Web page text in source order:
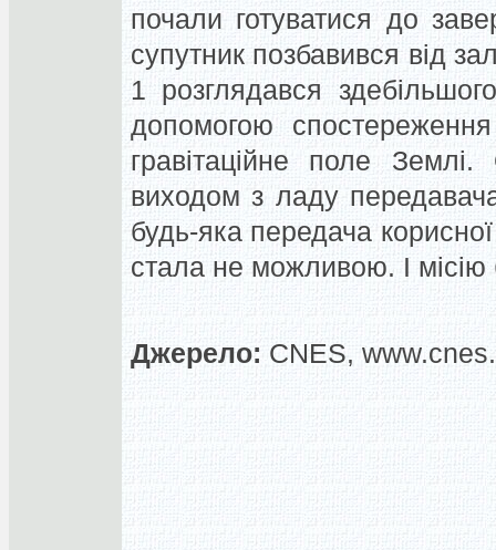
почали готуватися до
супутник позбавився від
1 розглядався
допомогою
гравітаційне поле
виходом з ладу
будь-яка передача
стала не можливою. І
Джерело: CNES,